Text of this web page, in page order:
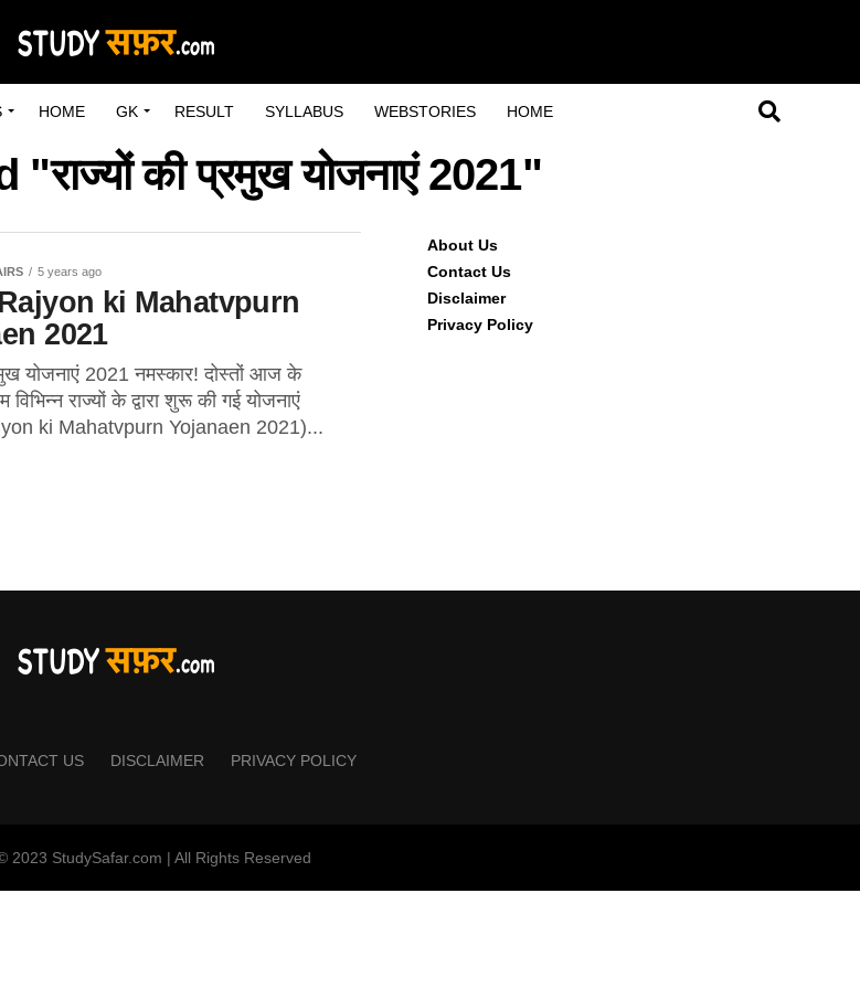
HOME GK RESULT SYLLABUS WEBSTORIES HOME
की प्रमुख योजनाएं 2021"
5 years ago
ki Mahatvpurn
2021
योजनाएं 2021 नमस्कार! दोस्तों आज के
राज्यों के द्वारा शुरू की गई योजनाएं
ki Mahatvpurn Yojanaen 2021)...
About Us
Contact Us
Disclaimer
Privacy Policy
US DISCLAIMER PRIVACY POLICY
2023 StudySafar.com | All Rights Reserved